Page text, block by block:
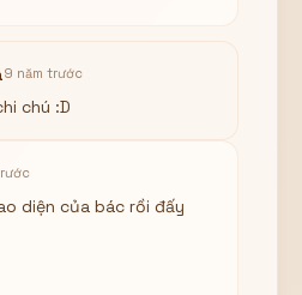
9 năm trước
chú :D
diện của bác rồi đấy